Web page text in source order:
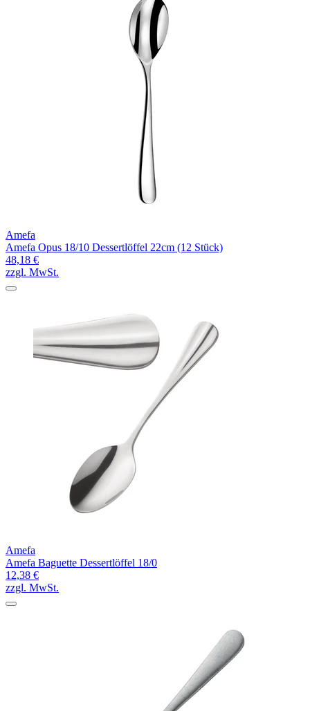
Amefa
Amefa Opus 18/10 Dessertlöffel 22cm (12 Stück)
48,18 €
zzgl. MwSt.
Amefa
Amefa Baguette Dessertlöffel 18/0
12,38 €
zzgl. MwSt.